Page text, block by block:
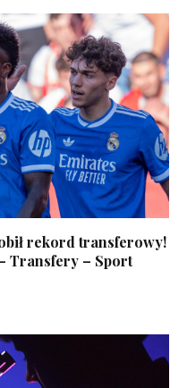
rekord transferowy!
Transfery – Sport